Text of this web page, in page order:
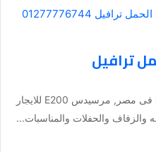
ترافيل
ايجار أفخم سياره مرسيدس E200 فى مصر, مرسيدس E200 للايجار
والزفاف والحفلات والمناسبات...